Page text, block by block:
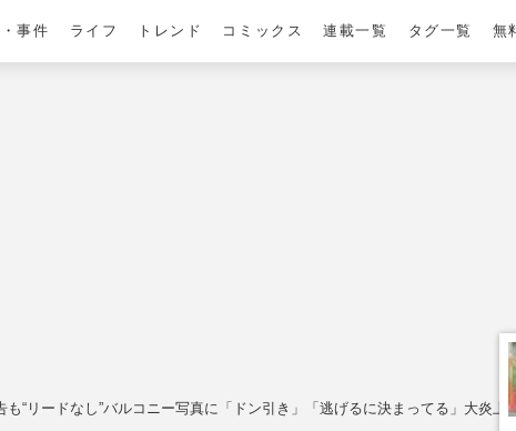
事件 ライフ トレンド コミックス 連載一覧 タグ一覧 無
“リードなし”バルコニー写真に「ドン引き」「逃げるに決まってる」大炎上